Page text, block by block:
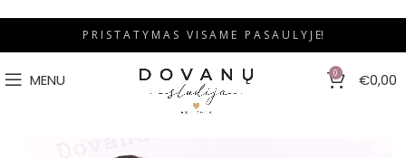
P R I S T A T Y M A S V I S A M E P A S A U L Y J E!
MENU 0 €0,00